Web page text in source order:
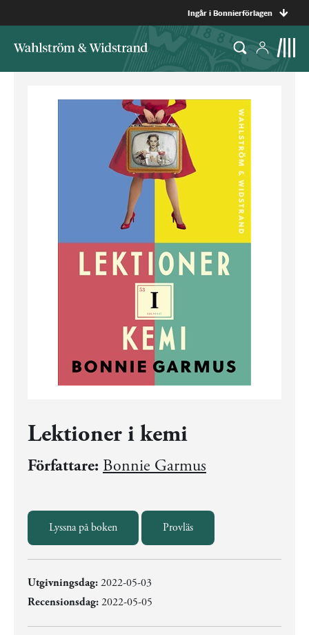
Ingår i Bonnierförlagen
Lektioner i kemi
Författare: Bonnie Garmus
Lyssna på boken Provläs
Utgivningsdag:2022-05-03
Recensionsdag:2022-05-05